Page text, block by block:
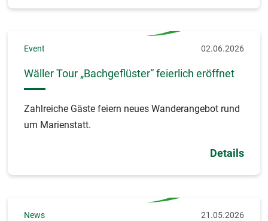
Event 02.06.2026
Wäller Tour „Bachgeflüster“ feierlich eröffnet
Zahlreiche Gäste feiern neues Wanderangebot rund
um Marienstatt.
Details
News 21.05.2026